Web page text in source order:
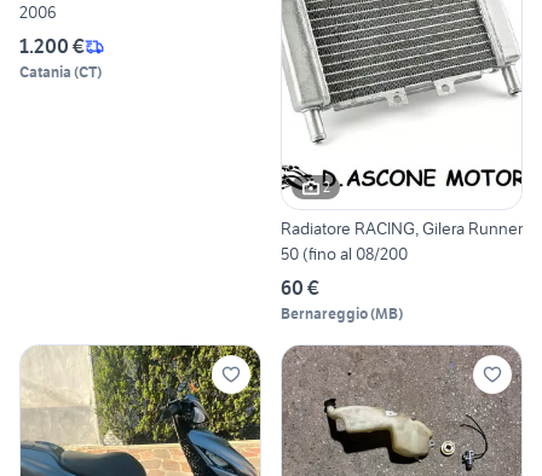
2006
1.200 €
Catania (CT)
2
Radiatore RACING, Gilera Runner
50 (fino al 08/200
60 €
Bernareggio(MB)